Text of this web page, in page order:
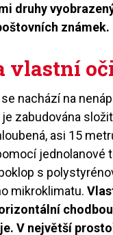
druhy
známek.
vlastní
nachází na
zabudována
asi 15
jednolanové
s
mikroklimatu.
V největší